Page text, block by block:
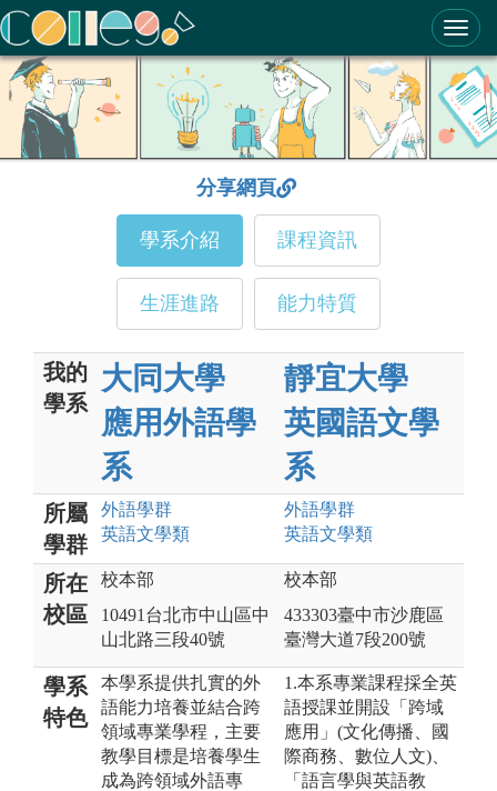
ColleGo! 大學選才與高中育才輔助系統
分享網頁
學系介紹 課程資訊
生涯進路 能力特質
我的
學系
大同大學
應用外語學
系
靜宜大學
英國語文學
系
所屬
學群
外語學群
英語文學類
外語學群
英語文學類
所在
校區
校本部
10491台北市中山區中
山北路三段40號
校本部
433303臺中市沙鹿區
臺灣大道7段200號
學系
特色
本學系提供扎實的外
語能力培養並結合跨
領域專業學程，主要
教學目標是培養學生
成為跨領域外語專
1.本系專業課程採全英
語授課並開設「跨域
應用」(文化傳播、國
際商務、數位人文)、
「語言學與英語教